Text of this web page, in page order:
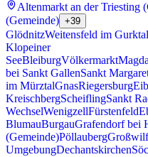
Altenmarkt an der Triesting
(Gemeinde) +39
GlödnitzWeitensfeld im Gurktal
Klopeiner
SeeBleiburgVölkermarkt
bei Sankt GallenSankt
im MürztalGnasRiegersburg
KreischbergScheiflingSankt
WechselWenigzellFürstenfeld
BlumauBurgauGrafendorf bei
(Gemeinde)Pöllauberg
UmgebungDechantskirchen